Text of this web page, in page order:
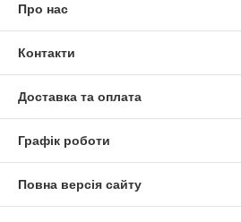
Про нас
Контакти
Доставка та оплата
Графік роботи
Повна версія сайту